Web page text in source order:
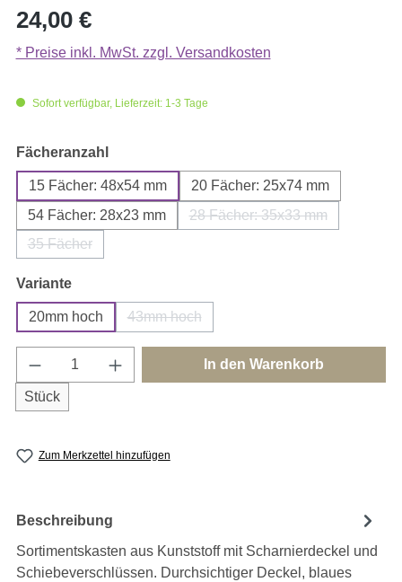
Regulärer Preis:
24,00 €
* Preise inkl. MwSt. zzgl. Versandkosten
Sofort verfügbar, Lieferzeit: 1-3 Tage
Fächeranzahl auswählen
15 Fächer: 48x54 mm
20 Fächer: 25x74 mm
54 Fächer: 28x23 mm
28 Fächer: 35x33 mm
(Diese Option ist zurzeit
35 Fächer
(Diese Option ist zurzeit nicht verfügbar.)
Varianteauswählen
20mm hoch 43mm hoch
Produkt Anzahl: Gib den gewünschten
Stück
In den Warenkorb
Zum Merkzettel hinzufügen
Beschreibung
Sortimentskasten aus Kunststoff mit Scharnierdeckel und
Schiebeverschlüssen. Durchsichtiger Deckel, blaues